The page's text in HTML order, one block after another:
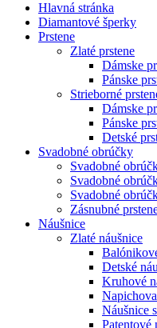
Hlavná stránka
Diamantové šperky
Prstene
Zlaté prstene
Dámske
Pánske
Strieborné
Dámske
Pánske
Detské
Svadobné obrúčky
Svadobné
Svadobné
Svadobné
Zásnubné
Náušnice
Zlaté náušnice
Detské
Kruhové
Náušnice
Patentové